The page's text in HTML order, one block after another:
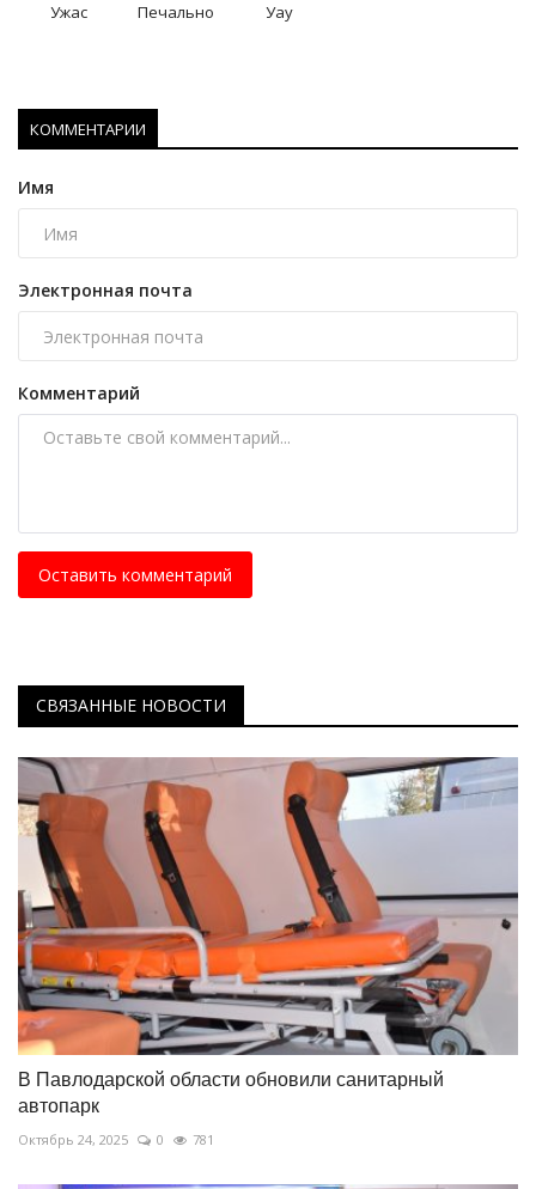
Ужас Печально Уау
КОММЕНТАРИИ
Имя
Электронная почта
Комментарий
Оставить комментарий
СВЯЗАННЫЕ НОВОСТИ
В Павлодарской области обновили санитарный
автопарк
Октябрь 24, 2025 0 781